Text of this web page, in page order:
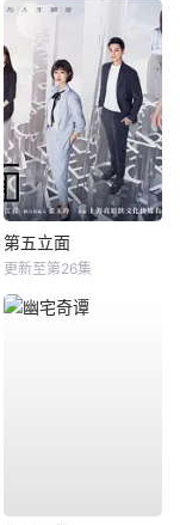
第五立面
更新至第26集